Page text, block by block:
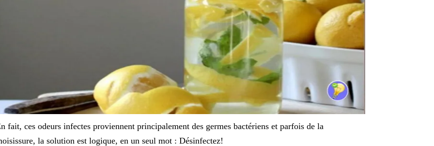
fait, ces odeurs infectes proviennent principalement des germes bactériens et parfois de la
la solution est logique, en un seul mot : Désinfectez!